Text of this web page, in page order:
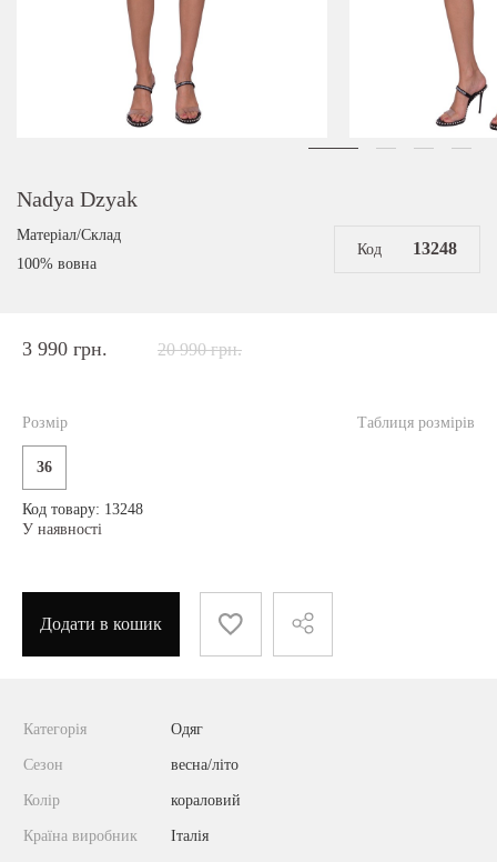
Nadya Dzyak
Матеріал/Склад
100% вовна
Код 13248
3 990 грн. 20 990 грн.
Таблиця розмірів
Розмір
36
Код товару: 13248
У наявності
Додати в кошик
Категорія Одяг
Сезон весна/літо
Колір кораловий
Країна виробник Італія